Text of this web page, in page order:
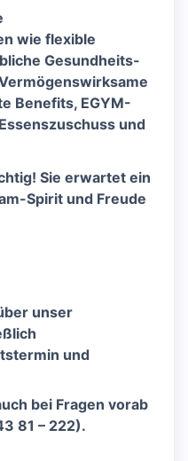
wie flexible
Gesundheits-
Benefits, EGYM-
und
Sie erwartet ein
Spirit und Freude
unser
und
bei Fragen vorab
81 – 222).